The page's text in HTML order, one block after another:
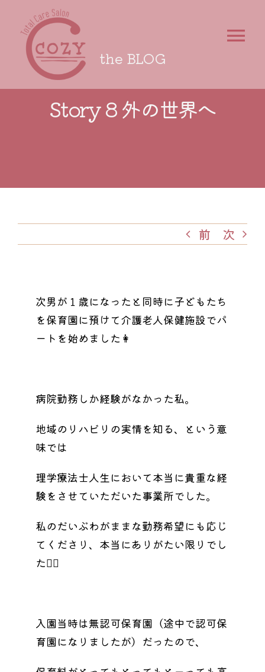
content
Profile
My Story
Menu
the BLOG
Story 8 外の世界へ
前 次
次男が１歳になったと同時に子どもたち
を保育園に預けて介護老人保健施設でパ
ートを始めました👩
病院勤務しか経験がなかった私。
地域のリハビリの実情を知る、という意
味では
理学療法士人生において本当に貴重な経
験をさせていただいた事業所でした。
私のだいぶわがままな勤務希望にも応じ
てくださり、本当にありがたい限りでし
た🙇‍♀️
入園当時は無認可保育園（途中で認可保
育園になりましたが）だったので、